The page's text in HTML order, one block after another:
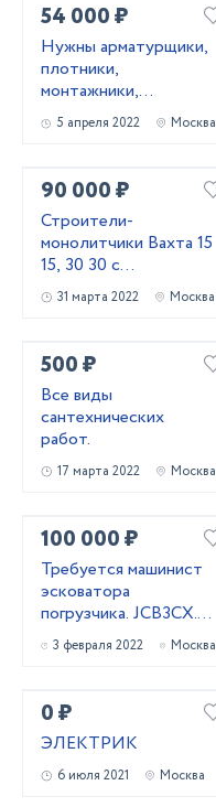
54 000 ₽
Нужны арматурщики,
плотники,
монтажники,
сварщики, бетонщики,
стропальщики,
5 апреля 2022 Москва
90 000 ₽
Строители-
монолитчики Вахта 15
15, 30 30 с
проживанием,
питанием
31 марта 2022 Москва
500 ₽
Все виды
сантехнических
работ.
17 марта 2022 Москва
100 000 ₽
Требуется машинист
эсковатора
погрузчика. JCB3CX.
Зарплата. 100000₽
3 февраля 2022 Москва
0 ₽
ЭЛЕКТРИК
6 июля 2021 Москва